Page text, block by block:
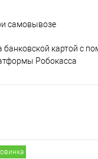
самовывозе
банковской картой с
Робокасса